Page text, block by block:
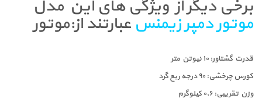
برخی دیگر از ویژگی های این مدل
موتور دمپر زیمنس عبارتند از:موتور
قدرت گشتاور: ۱۰ نیوتن متر
کورس چرخشی: ۹۰ درجه ربع گرد
وزن تقریبی: ۰٫۶ کیلوگرم